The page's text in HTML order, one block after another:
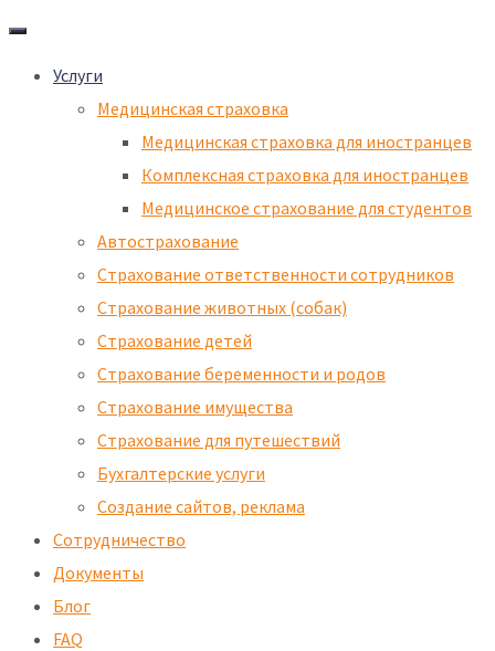
Услуги
Медицинская страховка
Медицинская страховка для иностранцев
Комплексная страховка для иностранцев
Медицинское страхование для студентов
Автострахование
Страхование ответственности сотрудников
Страхование животных (собак)
Страхование детей​
Страхование беременности и родов
Страхование имущества
Страхование для путешествий
Бухгалтерские услуги
Создание сайтов, реклама
Сотрудничество
Документы
Блог
FAQ